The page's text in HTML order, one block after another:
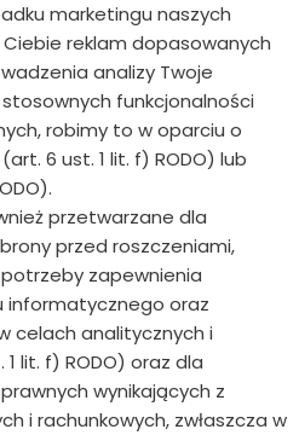
marketingu naszych
reklam dopasowanych
analizy Twoje
funkcjonalności
robimy to w oparciu o
6 ust. 1 lit. f) RODO) lub
przetwarzane dla
przed roszczeniami,
zapewnienia
oraz
celach analitycznych i
lit. f) RODO) oraz dla
wynikających z
i rachunkowych, zwłaszcza w